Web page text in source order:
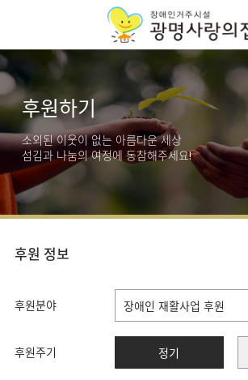
후원하기
소외된 이웃이 없는 아름다운 세상
섬김과 나눔의 여정에 동참해주세요!
후원 정보
후원분야
후원주기 정기